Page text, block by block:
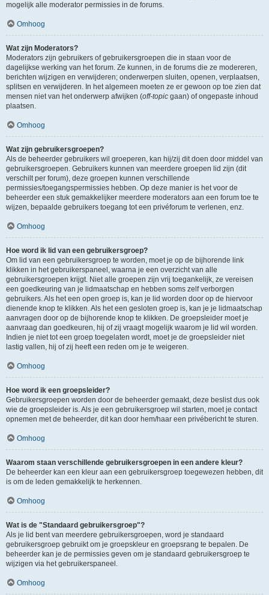
mogelijk alle moderator permissies in de forums.
Omhoog
Wat zijn Moderators?
Moderators zijn gebruikers of gebruikersgroepen die in staan voor de
dagelijkse werking van het forum. Ze kunnen, in de forums die ze modereren,
berichten wijzigen en verwijderen; onderwerpen sluiten, openen, verplaatsen,
splitsen en verwijderen. In het algemeen moeten ze er gewoon op toe zien dat
mensen niet van het onderwerp afwijken (off-topic gaan) of ongepaste inhoud
plaatsen.
Omhoog
Wat zijn gebruikersgroepen?
Als de beheerder gebruikers wil groeperen, kan hij/zij dit doen door middel van
gebruikersgroepen. Gebruikers kunnen van meerdere groepen lid zijn (dit
verschilt per forum), deze groepen kunnen verschillende
permissies/toegangspermissies hebben. Op deze manier is het voor de
beheerder een stuk gemakkelijker meerdere moderators aan een forum toe te
wijzen, bepaalde gebruikers toegang tot een privéforum te verlenen, enz.
Omhoog
Hoe word ik lid van een gebruikersgroep?
Om lid van een gebruikersgroep te worden, moet je op de bijhorende link
klikken in het gebruikerspaneel, waarna je een overzicht van alle
gebruikersgroepen krijgt. Niet alle groepen zijn vrij toegankelijk, ze vereisen
een goedkeuring van je lidmaatschap en hebben soms zelf verborgen
gebruikers. Als het een open groep is, kan je lid worden door op de hiervoor
dienende knop te klikken. Als het een gesloten groep is, kan je je lidmaatschap
aanvragen door op de bijhorende knop te klikken. De groepsleider moet je
aanvraag dan goedkeuren, hij of zij vraagt mogelijk waarom je lid wil worden.
Indien je niet tot een groep toegelaten wordt, moet je de groepsleider niet
lastig vallen, hij of zij heeft een reden om je te weigeren.
Omhoog
Hoe word ik een groepsleider?
Gebruikersgroepen worden door de beheerder gemaakt, deze beslist dus ook
wie de groepsleider is. Als je een gebruikersgroep wil starten, moet je contact
opnemen met de beheerder, dit kan door hem/haar een privébericht te sturen.
Omhoog
Waarom staan verschillende gebruikersgroepen in een andere kleur?
De beheerder kan een kleur aan een gebruikersgroep toegewezen hebben, dit
is om de leden gemakkelijk te herkennen.
Omhoog
Wat is de "Standaard gebruikersgroep"?
Als je lid bent van meerdere gebruikersgroepen, word je standaard
gebruikersgroep gebruikt om je groepskleur en groepsrang te bepalen. De
beheerder kan je de permissies geven om je standaard gebruikersgroep te
wijzigen via het gebruikerspaneel.
Omhoog